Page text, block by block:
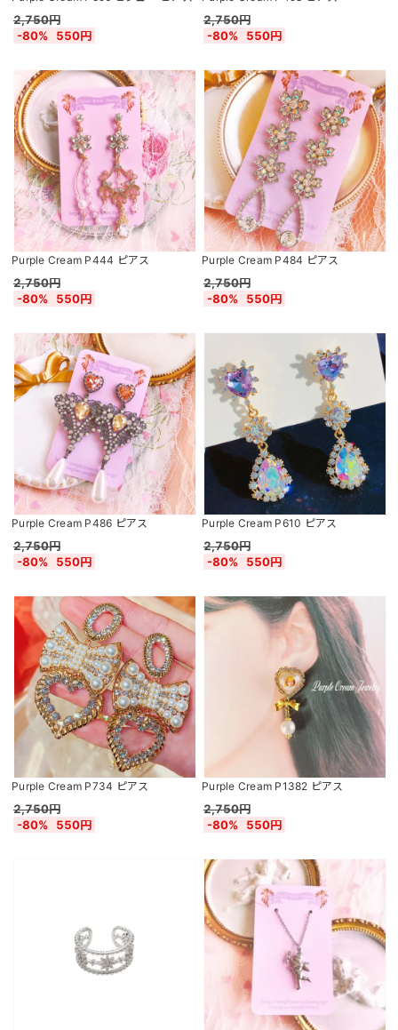
2,750円
-80%
550円
2,750円
-80%
550円
Purple Cream P444 ピアス
2,750円
-80%
550円
Purple Cream P484 ピアス
2,750円
-80%
550円
Purple Cream P486 ピアス
2,750円
-80%
550円
Purple Cream P610 ピアス
2,750円
-80%
550円
Purple Cream P734 ピアス
2,750円
-80%
550円
Purple Cream P1382 ピアス
2,750円
-80%
550円